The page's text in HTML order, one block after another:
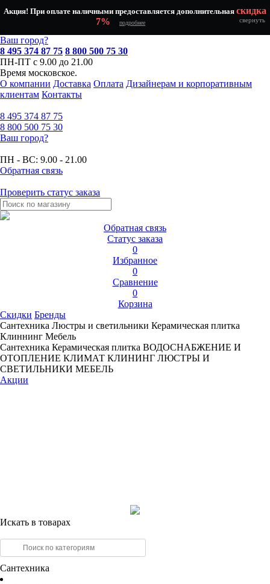
Акция! При оплате наличными предоставляется дополнительная скидка
7%
подробнее свернуть
Ваш город?
8 495 374 87 75 8 800 500 75 30
ПН-ПТ с 9.00 до 21.00
Время московское.
О компании Доставка Оплата Дизайнерам и корпоративным
клиентам Контакты
8 495 374 87 75
8 800 500 75 30
Ваш город?
ПН - ВС: 9.00 - 21.00
Обратная связь
Проверить статус заказа
Обратная связь
Статус заказа
0
Избранное
0
Сравнение
0
Корзина
Скидки Бренды
Сантехника Люстры и светильники Керамическая плитка
Клиннинг Мебель
Сантехника Керамическая плитка ВОДОСНАБЖЕНИЕ И
ОТОПЛЕНИЕ КЛИМАТ КЛИНИНГ ЛЮСТРЫ И
СВЕТИЛЬНИКИ МЕБЕЛЬ
Акции
Искать в товарах
Сантехника